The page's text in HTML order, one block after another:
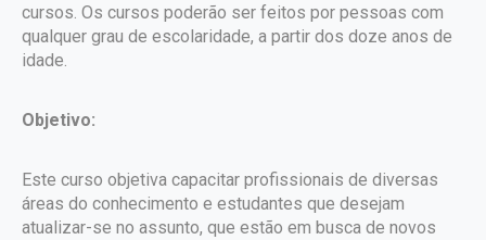
cursos. Os cursos poderão ser feitos por pessoas com
qualquer grau de escolaridade, a partir dos doze anos de
idade.
Objetivo:
Este curso objetiva capacitar profissionais de diversas
áreas do conhecimento e estudantes que desejam
atualizar-se no assunto, que estão em busca de novos